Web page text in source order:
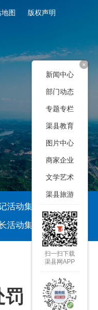
图 版权声明
活动集
活动集
罚
+
新闻中心
部门动态
专题专栏
渠县教育
图片中心
商家企业
文学艺术
渠县旅游
扫一扫下载
渠县网APP